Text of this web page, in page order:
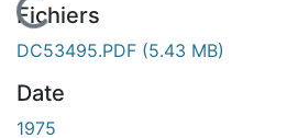
Fichiers
DC53495.PDF (5.43 MB)
Date
1975